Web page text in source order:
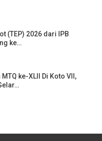
(TEP) 2026 dari IPB
ke…
ke-XLII Di Koto VII,